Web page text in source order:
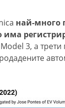
най-много
има
3, а